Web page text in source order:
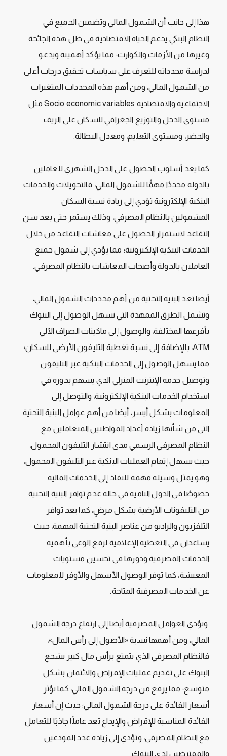
هذا إلى جانب أن الشمول المالي وتضمين الجميع في
النظام البنكي يدعم الحياة الاقتصادية في ظل هذه الجائحة
وغيرها من الأزمات والكوارث؛ مما يؤكد أهميته ويدعو
لدراسة محدداته للتعرف على سياسات تحقيق درجات أعلى
من الشمول المالي، ومن أهم هذه المحددات المتغيرات
الاجتماعية والاقتصادية Socio economic variables مثل
مستوى الدخل والتوزيع الجغرافي للسكان على الريف
والحضر، ومستوى التعليم، ومعدل البطالة.
كما يعد أسلوب الحصول على الدخل الشهري للعاملين
بالدولة محددًا مهمًّا للشمول المالي، فالتحويلات والخدمات
البنكية الإلكترونية تؤدي إلى زيادة نسبة السكان
المشمولين بالنظام المصرفي، وذلك يستمر حتى بعد سن
التقاعد لاستمرار الحصول على معاشات التقاعد من خلال
الخدمات البنكية الإلكترونية؛ مما يؤدي إلى شمول جميع
العاملين بالدولة وأصحاب المعاشات بالنظام المصرفي.
أيضا تعد البنية التحتية من أهم محددات الشمول المالي،
وتشمل الطرق الممهدة التي تسهل الوصول إلى البنوك
بأفرعها المختلفة، والوصول إلى ماكينات الصراف الآلي
ATM، بالإضافة إلى نسبة تغطية التليفون الأرضي للسكان؛
مما يسهل الوصول إلى الخدمات البنكية عبر التليفون
وتوصيل خدمة الإنترنت المنزلي الذي يسهم بدوره في
استخدام الخدمات البنكية الإلكترونية، والتوصل إلى
المعلومات بشكل أيسر، أيضا من أهم عوامل البنية التحتية
التي من شأنها زيادة أعداد المواطنين المتعاملين مع
النظام المصرفي الرسمي مدى انتشار التليفون المحمول،
حيث يسهل إتمام العمليات البنكية عبر التليفون المحمول،
وهو يمثل وسيلة مهمة للنفاذ إلى الخدمات المالية
خصوصًا في الدول النامية في حالة عدم توافر البنية التحتية
من التليفونات الأرضية بشكل مرضٍ، كما يعد توافر
التلفزيون والراديو من عناصر البنية التحتية المهمة، حيث
يساعدان في التغطية الإعلامية لرفع الوعي بأهمية
الخدمات المصرفية ودورها في تحسين مستويات
المعيشة، كما توفر الوصول الأسهل والأوفر للمعلومات
عن الخدمات المصرفية المتاحة.
وتؤدي العوامل المصرفية أيضا إلى ارتفاع درجة الشمول
المالي، ومن أهمها نسبة «الأصول إلى رأس المال»،
فالنظام المصرفي الذي يتمتع برأس مال كبير يشجع
البنوك على تقديم عمليات الإقراض والائتمان بشكل
متوسع؛ مما يرفع من درجة الشمول المالي، كما تؤثر
أسعار الفائدة على درجة الشمول المالي؛ حيث إن أسعار
الفائدة المناسبة للإقراض والإيداع تعد عاملًا جاذبًا للتعامل
مع النظام المصرفي، وتؤدي إلى زيادة عدد المودعين
والمقترضين لدى البنوك.